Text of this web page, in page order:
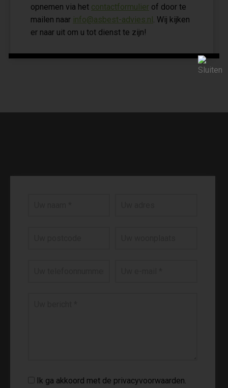
opnemen via het contactformulier of door te
mailen naar info@asbest-advies.nl. Wij kijken
er naar uit om u tot dienst te zijn!
Ik ga akkoord met de privacyvoorwaarden.